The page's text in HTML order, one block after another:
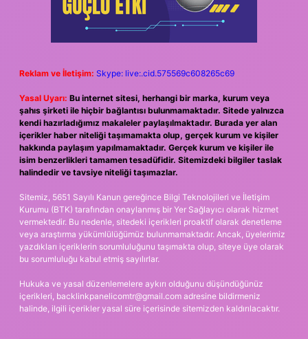
Reklam ve İletişim: Skype: live:.cid.575569c608265c69
Yasal Uyarı: Bu internet sitesi, herhangi bir marka, kurum veya
şahıs şirketi ile hiçbir bağlantısı bulunmamaktadır. Sitede yalnızca
kendi hazırladığımız makaleler paylaşılmaktadır. Burada yer alan
içerikler haber niteliği taşımamakta olup, gerçek kurum ve kişiler
hakkında paylaşım yapılmamaktadır. Gerçek kurum ve kişiler ile
isim benzerlikleri tamamen tesadüfidir. Sitemizdeki bilgiler taslak
halindedir ve tavsiye niteliği taşımazlar.
Sitemiz, 5651 Sayılı Kanun gereğince Bilgi Teknolojileri ve İletişim
Kurumu (BTK) tarafından onaylanmış bir Yer Sağlayıcı olarak hizmet
vermektedir. Bu nedenle, sitedeki içerikleri proaktif olarak denetleme
veya araştırma yükümlülüğümüz bulunmamaktadır. Ancak, üyelerimiz
yazdıkları içeriklerin sorumluluğunu taşımakta olup, siteye üye olarak
bu sorumluluğu kabul etmiş sayılırlar.
Hukuka ve yasal düzenlemelere aykırı olduğunu düşündüğünüz
içerikleri, backlinkpanelicomtr@gmail.com adresine bildirmeniz
halinde, ilgili içerikler yasal süre içerisinde sitemizden kaldırılacaktır.